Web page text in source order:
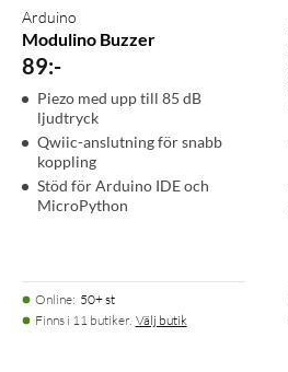
Arduino
Modulino Buzzer
89:-
Piezo med upp till 85 dB
ljudtryck
Qwiic-anslutning för snabb
koppling
Stöd för Arduino IDE och
MicroPython
Online: 50+ st
Finns i 11 butiker. Välj butik